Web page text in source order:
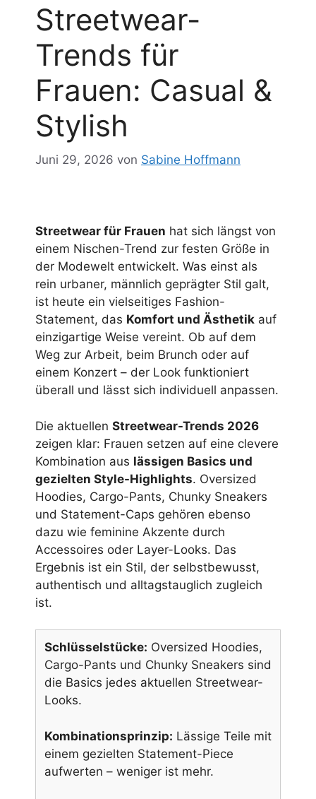
Streetwear-
Trends für
Frauen: Casual &
Stylish
Juni 29, 2026 von Sabine Hoffmann
Streetwear für Frauen hat sich längst von
einem Nischen-Trend zur festen Größe in
der Modewelt entwickelt. Was einst als
rein urbaner, männlich geprägter Stil galt,
ist heute ein vielseitiges Fashion-
Statement, das Komfort und Ästhetik auf
einzigartige Weise vereint. Ob auf dem
Weg zur Arbeit, beim Brunch oder auf
einem Konzert – der Look funktioniert
überall und lässt sich individuell anpassen.
Die aktuellen Streetwear-Trends 2026
zeigen klar: Frauen setzen auf eine clevere
Kombination aus lässigen Basics und
gezielten Style-Highlights. Oversized
Hoodies, Cargo-Pants, Chunky Sneakers
und Statement-Caps gehören ebenso
dazu wie feminine Akzente durch
Accessoires oder Layer-Looks. Das
Ergebnis ist ein Stil, der selbstbewusst,
authentisch und alltagstauglich zugleich
ist.
Schlüsselstücke: Oversized Hoodies,
Cargo-Pants und Chunky Sneakers sind
die Basics jedes aktuellen Streetwear-
Looks.
Kombinationsprinzip: Lässige Teile mit
einem gezielten Statement-Piece
aufwerten – weniger ist mehr.